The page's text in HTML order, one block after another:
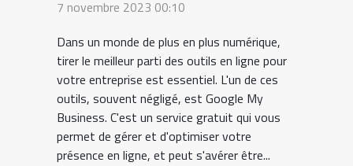
7 novembre 2023 00:10
Dans un monde de plus en plus numérique,
tirer le meilleur parti des outils en ligne pour
votre entreprise est essentiel. L'un de ces
outils, souvent négligé, est Google My
Business. C'est un service gratuit qui vous
permet de gérer et d'optimiser votre
présence en ligne, et peut s'avérer être...